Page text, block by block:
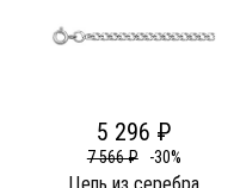
5 296 ₽
7 566 ₽ -30%